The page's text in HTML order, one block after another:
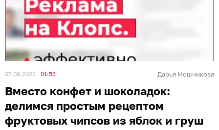
07.08.2026 01:53 Дарья Мошникова
Вместо конфет и шоколадок:
делимся простым рецептом
фруктовых чипсов из яблок и груш